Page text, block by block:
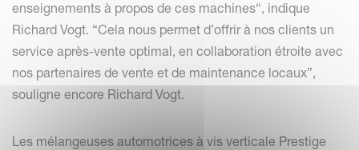
enseignements à propos de ces machines“, indique
Richard Vogt. “Cela nous permet d’offrir à nos clients un
service après-vente optimal, en collaboration étroite avec
nos partenaires de vente et de maintenance locaux”,
souligne encore Richard Vogt.
Les mélangeuses automotrices à vis verticale Prestige